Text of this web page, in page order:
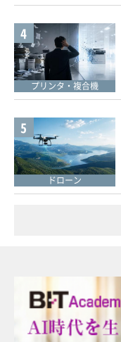
4
プリンタ・複合機
5
ドローン